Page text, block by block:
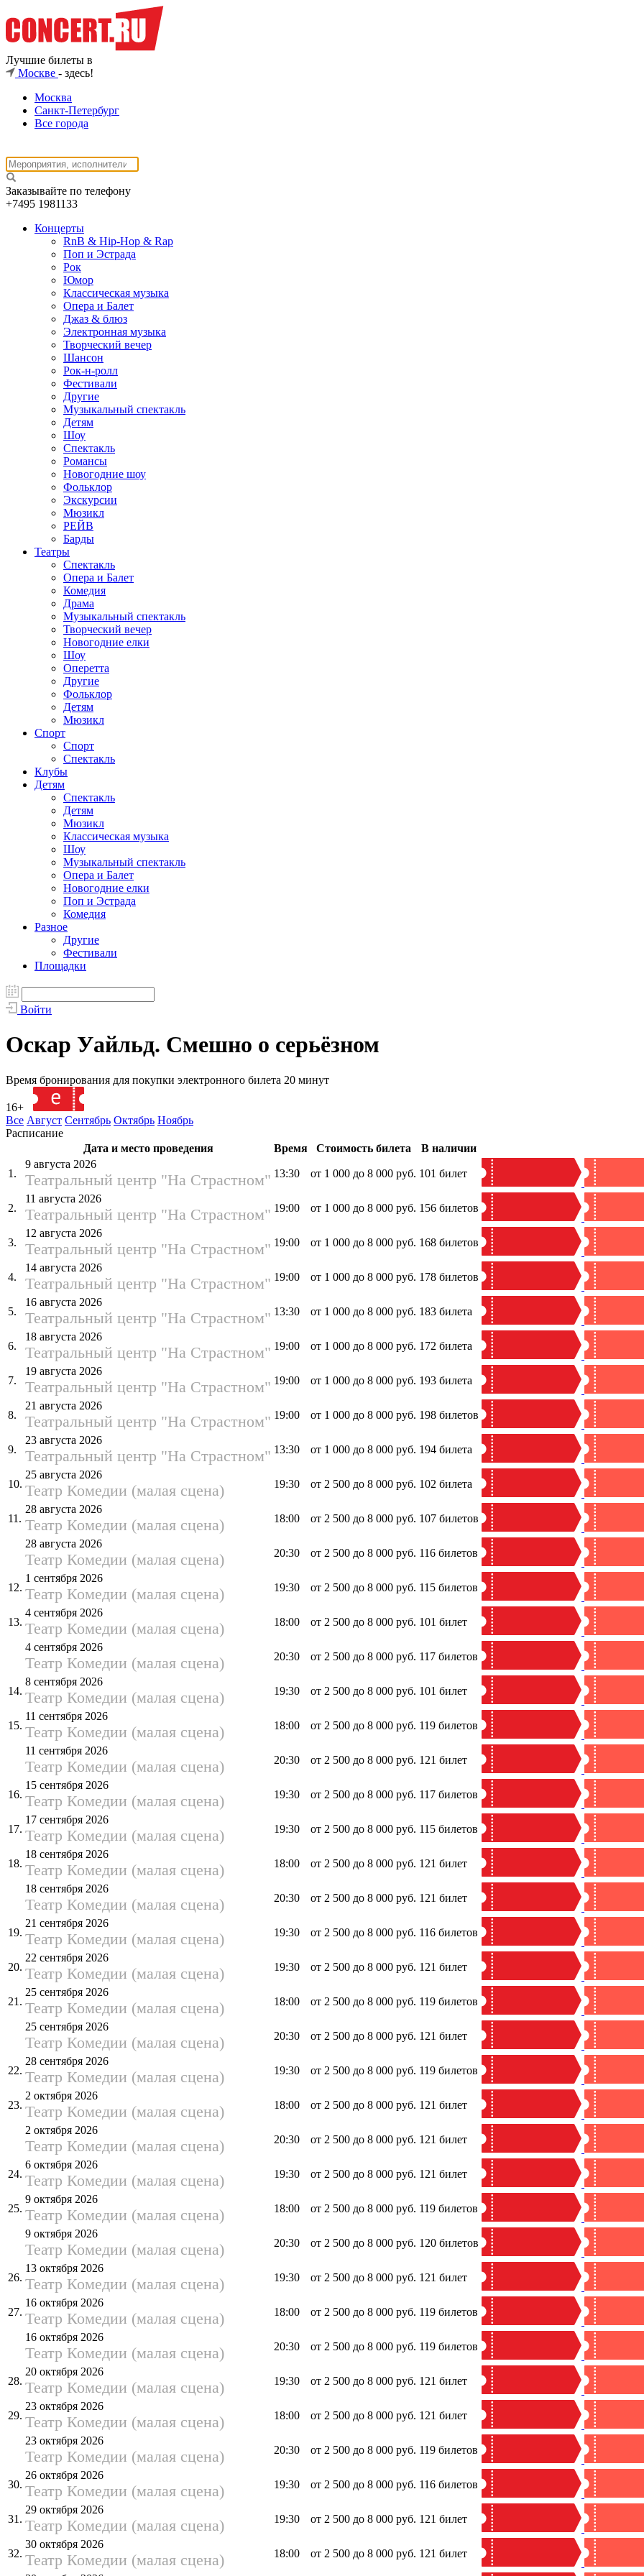
Лучшие билеты в
Москве - здесь!
Москва
Санкт-Петербург
Все города
Заказывайте по телефону
+7495 1981133
Концерты
RnB & Hip-Hop & Rap
Поп и Эстрада
Рок
Юмор
Классическая музыка
Опера и Балет
Джаз & блюз
Электронная музыка
Творческий вечер
Шансон
Рок-н-ролл
Фестивали
Другие
Музыкальный спектакль
Детям
Шоу
Спектакль
Романсы
Новогодние шоу
Фольклор
Экскурсии
Мюзикл
РЕЙВ
Барды
Театры
Спектакль
Опера и Балет
Комедия
Драма
Музыкальный спектакль
Творческий вечер
Новогодние елки
Шоу
Оперетта
Другие
Фольклор
Детям
Мюзикл
Спорт
Спорт
Спектакль
Клубы
Детям
Спектакль
Детям
Мюзикл
Классическая музыка
Шоу
Музыкальный спектакль
Опера и Балет
Новогодние елки
Поп и Эстрада
Комедия
Разное
Другие
Фестивали
Площадки
Войти
Оскар Уайльд. Смешно о серьёзном
Время бронирования для покупки электронного билета 20 минут
16+
Все Август Сентябрь Октябрь Ноябрь
Расписание
Дата и место проведения
Время Стоимость билета В наличии
1.
9 августа 2026
Театральный центр "На Страстном" 13:30 от 1 000 до 8 000 руб. 101 билет
2.
11 августа 2026
Театральный центр "На Страстном" 19:00 от 1 000 до 8 000 руб. 156 билетов
3.
12 августа 2026
Театральный центр "На Страстном" 19:00 от 1 000 до 8 000 руб. 168 билетов
4.
14 августа 2026
Театральный центр "На Страстном" 19:00 от 1 000 до 8 000 руб. 178 билетов
5.
16 августа 2026
Театральный центр "На Страстном" 13:30 от 1 000 до 8 000 руб. 183 билета
6.
18 августа 2026
Театральный центр "На Страстном" 19:00 от 1 000 до 8 000 руб. 172 билета
7.
19 августа 2026
Театральный центр "На Страстном" 19:00 от 1 000 до 8 000 руб. 193 билета
8.
21 августа 2026
Театральный центр "На Страстном" 19:00 от 1 000 до 8 000 руб. 198 билетов
9.
23 августа 2026
Театральный центр "На Страстном" 13:30 от 1 000 до 8 000 руб. 194 билета
10.
25 августа 2026
Театр Комедии (малая сцена) 19:30 от 2 500 до 8 000 руб. 102 билета
11.
28 августа 2026
Театр Комедии (малая сцена) 18:00 от 2 500 до 8 000 руб. 107 билетов
28 августа 2026
Театр Комедии (малая сцена) 20:30 от 2 500 до 8 000 руб. 116 билетов
12.
1 сентября 2026
Театр Комедии (малая сцена) 19:30 от 2 500 до 8 000 руб. 115 билетов
13.
4 сентября 2026
Театр Комедии (малая сцена) 18:00 от 2 500 до 8 000 руб. 101 билет
4 сентября 2026
Театр Комедии (малая сцена) 20:30 от 2 500 до 8 000 руб. 117 билетов
14.
8 сентября 2026
Театр Комедии (малая сцена) 19:30 от 2 500 до 8 000 руб. 101 билет
15.
11 сентября 2026
Театр Комедии (малая сцена) 18:00 от 2 500 до 8 000 руб. 119 билетов
11 сентября 2026
Театр Комедии (малая сцена) 20:30 от 2 500 до 8 000 руб. 121 билет
16.
15 сентября 2026
Театр Комедии (малая сцена) 19:30 от 2 500 до 8 000 руб. 117 билетов
17.
17 сентября 2026
Театр Комедии (малая сцена) 19:30 от 2 500 до 8 000 руб. 115 билетов
18.
18 сентября 2026
Театр Комедии (малая сцена) 18:00 от 2 500 до 8 000 руб. 121 билет
18 сентября 2026
Театр Комедии (малая сцена) 20:30 от 2 500 до 8 000 руб. 121 билет
19.
21 сентября 2026
Театр Комедии (малая сцена) 19:30 от 2 500 до 8 000 руб. 116 билетов
20.
22 сентября 2026
Театр Комедии (малая сцена) 19:30 от 2 500 до 8 000 руб. 121 билет
21.
25 сентября 2026
Театр Комедии (малая сцена) 18:00 от 2 500 до 8 000 руб. 119 билетов
25 сентября 2026
Театр Комедии (малая сцена) 20:30 от 2 500 до 8 000 руб. 121 билет
22.
28 сентября 2026
Театр Комедии (малая сцена) 19:30 от 2 500 до 8 000 руб. 119 билетов
23.
2 октября 2026
Театр Комедии (малая сцена) 18:00 от 2 500 до 8 000 руб. 121 билет
2 октября 2026
Театр Комедии (малая сцена) 20:30 от 2 500 до 8 000 руб. 121 билет
24.
6 октября 2026
Театр Комедии (малая сцена) 19:30 от 2 500 до 8 000 руб. 121 билет
25.
9 октября 2026
Театр Комедии (малая сцена) 18:00 от 2 500 до 8 000 руб. 119 билетов
9 октября 2026
Театр Комедии (малая сцена) 20:30 от 2 500 до 8 000 руб. 120 билетов
26.
13 октября 2026
Театр Комедии (малая сцена) 19:30 от 2 500 до 8 000 руб. 121 билет
27.
16 октября 2026
Театр Комедии (малая сцена) 18:00 от 2 500 до 8 000 руб. 119 билетов
16 октября 2026
Театр Комедии (малая сцена) 20:30 от 2 500 до 8 000 руб. 119 билетов
28.
20 октября 2026
Театр Комедии (малая сцена) 19:30 от 2 500 до 8 000 руб. 121 билет
29.
23 октября 2026
Театр Комедии (малая сцена) 18:00 от 2 500 до 8 000 руб. 121 билет
23 октября 2026
Театр Комедии (малая сцена) 20:30 от 2 500 до 8 000 руб. 119 билетов
30.
26 октября 2026
Театр Комедии (малая сцена) 19:30 от 2 500 до 8 000 руб. 116 билетов
31.
29 октября 2026
Театр Комедии (малая сцена) 19:30 от 2 500 до 8 000 руб. 121 билет
32.
30 октября 2026
Театр Комедии (малая сцена) 18:00 от 2 500 до 8 000 руб. 121 билет